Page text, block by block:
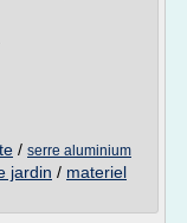
/ serre aluminium
jardin / materiel